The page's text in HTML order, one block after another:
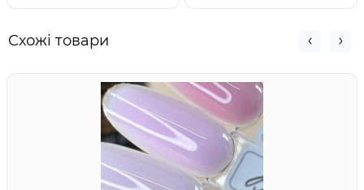
Схожі товари